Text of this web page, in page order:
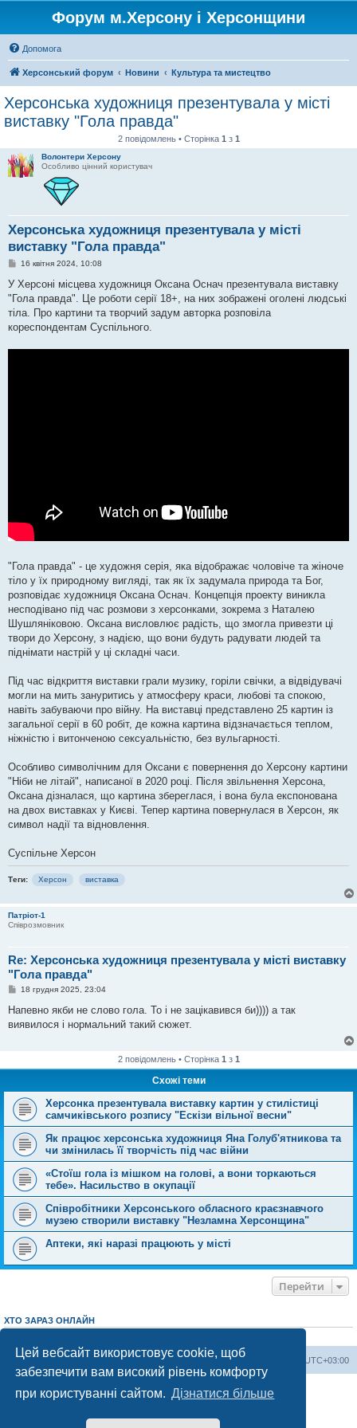
Цей вебсайт використовує cookie, щоб
забезпечити вам високий рівень комфорту
при користуванні сайтом. Дізнатися більше
Форум м.Херсону і Херсонщини
Допомога
Херсонський форум Новини Культура та мистецтво
Херсонська художниця презентувала у місті
виставку "Гола правда"
2 повідомлень • Сторінка 1 з 1
Волонтери Херсону
Особливо цінний користувач
Херсонська художниця презентувала у місті
виставку "Гола правда"
П
в
д
о
л
н
16 квітня 2024, 10:08
У Херсоні місцева художниця Оксана Оснач презентувала виставку
"Гола правда". Це роботи серії 18+, на них зображені оголені людські
тіла. Про картини та творчий задум авторка розповіла
кореспондентам Суспільного.
"Гола правда" - це художня серія, яка відображає чоловіче та жіноче
тіло у їх природному вигляді, так як їх задумала природа та Бог,
розповідає художниця Оксана Оснач. Концепція проекту виникла
несподівано під час розмови з херсонками, зокрема з Наталею
Шушляніковою. Оксана висловлює радість, що змогла привезти ці
твори до Херсону, з надією, що вони будуть радувати людей та
піднімати настрій у ці складні часи.
Під час відкриття виставки грали музику, горіли свічки, а відвідувачі
могли на мить зануритись у атмосферу краси, любові та спокою,
навіть забуваючи про війну. На виставці представлено 25 картин із
загальної серії в 60 робіт, де кожна картина відзначається теплом,
ніжністю і витонченою сексуальністю, без вульгарності.
Особливо символічним для Оксани є повернення до Херсону картини
"Ніби не літай", написаної в 2020 році. Після звільнення Херсона,
Оксана дізналася, що картина збереглася, і вона була експонована
на двох виставках у Києві. Тепер картина повернулася в Херсон, як
символ надії та відновлення.
Суспільне Херсон
Теги: Херсон виставка
Патріот-1
Співрозмовник
Re: Херсонська художниця презентувала у місті виставку
"Гола правда"
П
в
д
я
18 грудня 2025, 23:04
Напевно якби не слово гола. То і не зацікавився би)))) а так
виявилося і нормальний такий сюжет.
2 повідомлень • Сторінка 1 з 1
Схожі теми
Херсонка презентувала виставку картин у стилістиці
самчиківського розпису "Ескізи вільної весни"
Як працює херсонська художниця Яна Голуб'ятникова та
чи змінилась її творчість під час війни
«Стоїш гола із мішком на голові, а вони торкаються
тебе». Насильство в окупації
Співробітники Херсонського обласного краєзнавчого
музею створили виставку "Незламна Херсонщина"
Аптеки, які наразі працюють у місті
Перейти
ХТО ЗАРАЗ ОНЛАЙН
Херсонський форум UTC+03:00
Команда
Працює на phpBB® Forum Software © phpBB Limited
Конфіденційність